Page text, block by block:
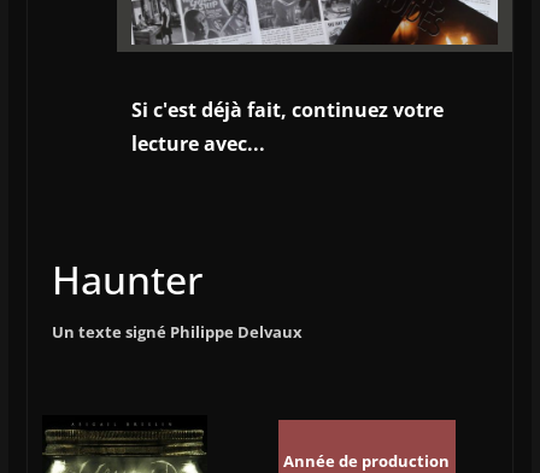
Si c'est déjà fait, continuez votre
lecture avec...
Haunter
Un texte signé Philippe Delvaux
Année de production